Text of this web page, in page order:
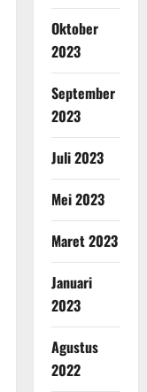
Oktober
2023
September
2023
Juli 2023
Mei 2023
Maret 2023
Januari
2023
Agustus
2022